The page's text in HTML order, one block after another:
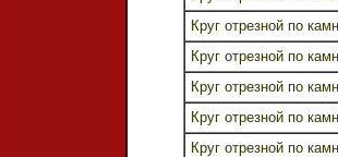
Круг отрезной по
Круг отрезной по
Круг отрезной по
Круг отрезной по
Круг отрезной по